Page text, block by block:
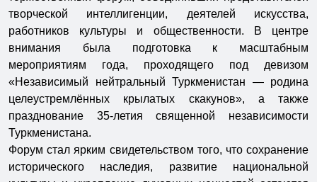
творческой интеллигенции, деятелей искусства,
работников культуры и общественности. В центре
внимания была подготовка к масштабным
мероприятиям года, проходящего под девизом
«Независимый нейтральный Туркменистан — родина
целеустремлённых крылатых скакунов», а также
празднование 35-летия священной независимости
Туркменистана.
Форум стал ярким свидетельством того, что сохранение
исторического наследия, развитие национальной